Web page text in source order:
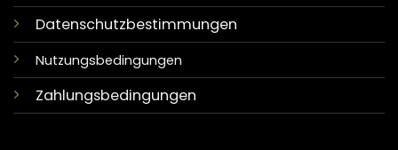
Datenschutzbestimmungen
Nutzungsbedingungen
Zahlungsbedingungen